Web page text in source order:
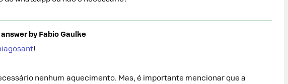
by Fabio Gaulke
!
nenhum aquecimento. Mas, é importante mencionar que a